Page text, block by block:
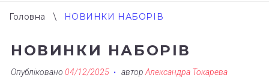
Головна \ НОВИНКИ НАБОРІВ
НОВИНКИ НАБОРІВ
Опубліковано 04/12/2025 автор Александра Токарева